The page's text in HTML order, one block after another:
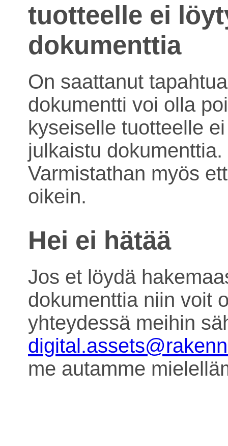
tuotteelle ei
dokumenttia
On saattanut
dokumentti voi olla
kyseiselle tuotteelle
julkaistu dokumenttia.
Varmistathan myös
oikein.
Hei ei hätää
Jos et löydä
dokumenttia niin voit
yhteydessä meihin
me autamme